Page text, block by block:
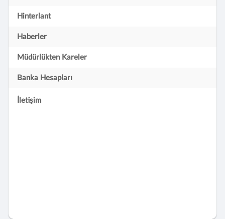
Hinterlant
Haberler
Müdürlükten Kareler
Banka Hesapları
İletişim